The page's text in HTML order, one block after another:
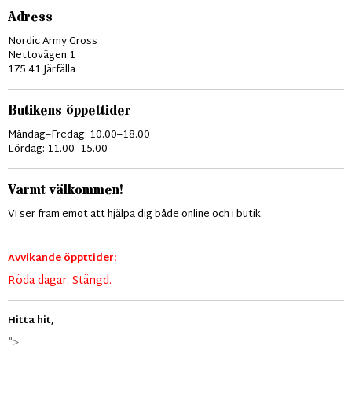
Adress
Nordic Army Gross
Nettovägen 1
175 41 Järfälla
Butikens öppettider
Måndag–Fredag: 10.00–18.00
Lördag: 11.00–15.00
Varmt välkommen!
Vi ser fram emot att hjälpa dig både online och i butik.
Avvikande öppttider:
Röda dagar: Stängd.
Hitta hit,
">